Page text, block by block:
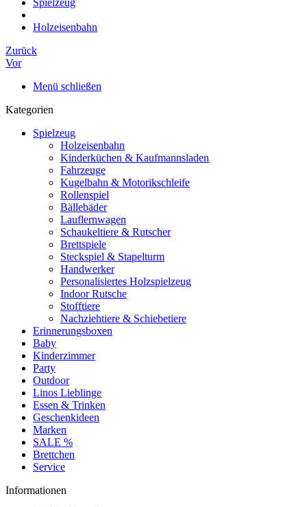
Spielzeug
Holzeisenbahn
Zurück
Vor
Menü schließen
Kategorien
Spielzeug
Holzeisenbahn
Kinderküchen & Kaufmannsladen
Fahrzeuge
Kugelbahn & Motorikschleife
Rollenspiel
Bällebäder
Lauflernwagen
Schaukeltiere & Rutscher
Brettspiele
Steckspiel & Stapelturm
Handwerker
Personalisiertes Holzspielzeug
Indoor Rutsche
Stofftiere
Nachziehtiere & Schiebetiere
Erinnerungsboxen
Baby
Kinderzimmer
Party
Outdoor
Linos Lieblinge
Essen & Trinken
Geschenkideen
Marken
SALE %
Brettchen
Service
Informationen